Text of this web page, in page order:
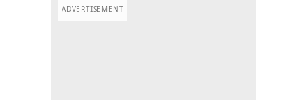
ADVERTISEMENT